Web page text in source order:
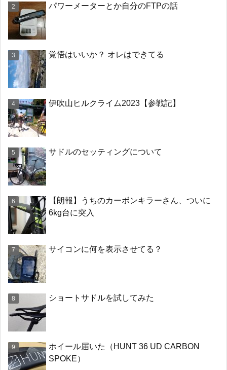
パワーメーターとか自分のFTPの話
覚悟はいいか？ オレはできてる
伊吹山ヒルクライム2023【参戦記】
サドルのセッティングについて
【朗報】うちのカーボンキラーさん、ついに
6kg台に突入
サイコンに何を表示させてる？
ショートサドルを試してみた
ホイール届いた（HUNT 36 UD CARBON
SPOKE）